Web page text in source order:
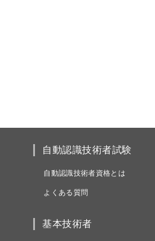
自動認識技術者試験
自動認識技術者資格とは
よくある質問
基本技術者